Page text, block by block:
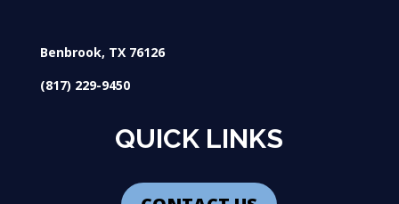
Benbrook, TX 76126
(817) 229-9450
QUICK LINKS